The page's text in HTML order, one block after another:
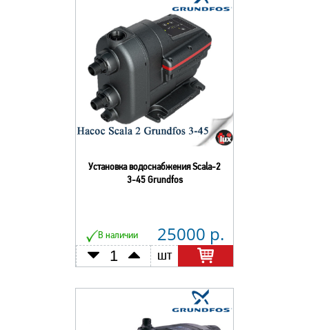
Установка водоснабжения Scala-2
3-45 Grundfos
В наличии 25000 р.
шт